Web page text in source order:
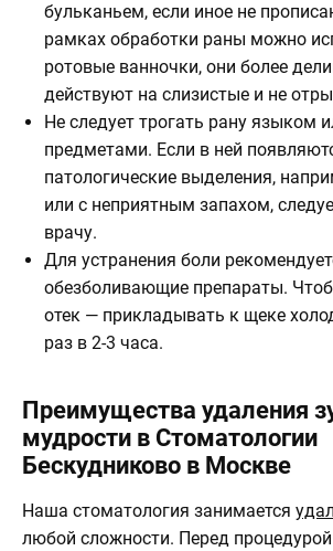
бульканьем, если иное не
рамках обработки раны можно
ротовые ванночки, они более
действуют на слизистые и не
Не следует трогать рану языком
предметами. Если в ней
патологические выделения,
или с неприятным запахом,
врачу.
Для устранения боли
обезболивающие препараты.
отек — прикладывать к щеке
раз в 2-3 часа.
Преимущества удаления
мудрости в Стоматологии
Бескудниково в Москве
Наша стоматология занимается
любой сложности. Перед